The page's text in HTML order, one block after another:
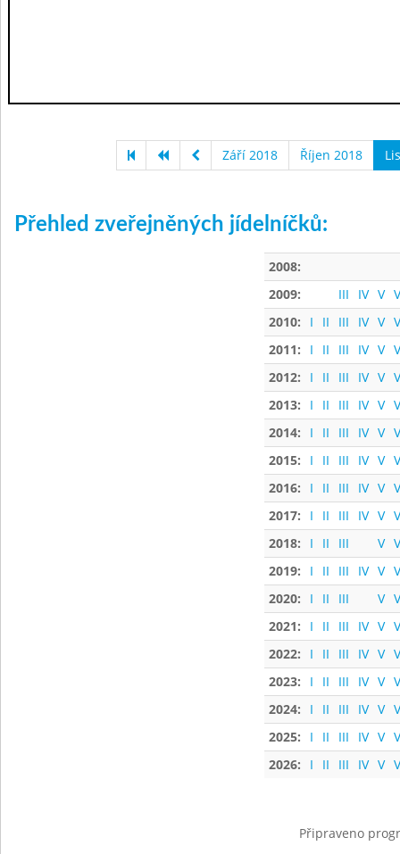
Září 2018 Říjen 2018
Přehled zveřejněných jídelníčků:
2008:
2009:
III IV V
2010:
I II III IV V
2011:
I II III IV V
2012:
I II III IV V
2013:
I II III IV V
2014:
I II III IV V
2015:
I II III IV V
2016:
I II III IV V
2017:
I II III IV V
2018:
I II III V
2019:
I II III IV V
2020:
I II III V
2021:
I II III IV V
2022:
I II III IV V
2023:
I II III IV V
2024:
I II III IV V
2025:
I II III IV V
2026:
I II III IV V
Připraveno